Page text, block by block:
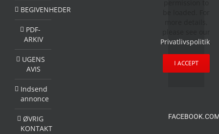
BEGIVENHEDER
PDF-
ARKIV
UGENS
AVIS
Indsend
annonce
ØVRIG
KONTAKT
Privatlivspolitik
I ACCEPT